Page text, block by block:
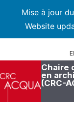
Mise à jour
Website
Chaire
en
(CRC-